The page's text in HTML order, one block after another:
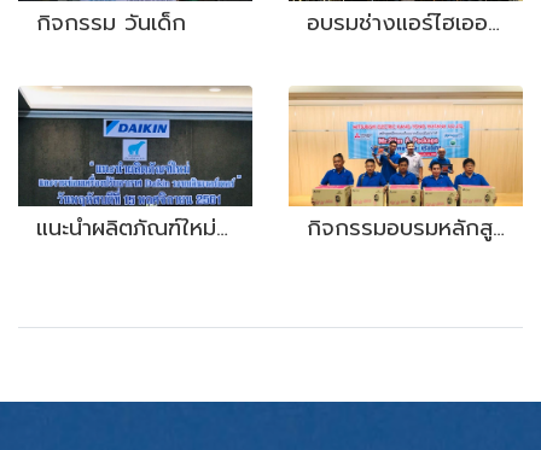
กิจกรรม วันเด็ก อบรมช่างแอร์ไฮเออร์ ปี 2565
แนะนำผลิตภัณฑ์ใหม่และงานซ่อมเครื่องปรับอากาศ Daikin ระบบอินเวอร์เตอร์ กิจกรรมอบรมหลักสูตรฝึกอบรมสัมมนาเครื่องปรับอากาศ